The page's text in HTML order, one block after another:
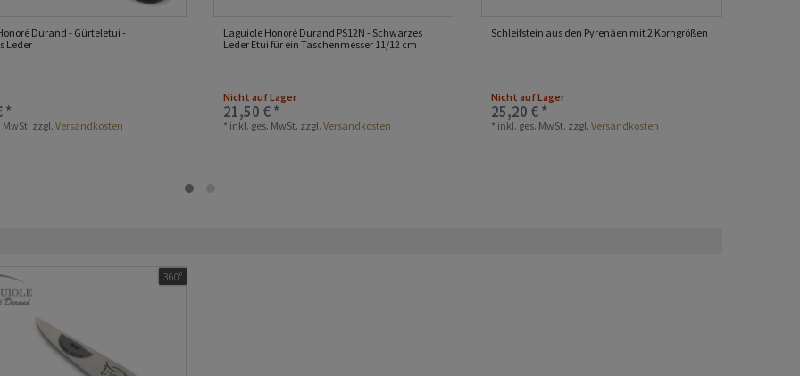
Durand - Gürteletui -
Leder
*
MwSt. zzgl.Versandkosten
Laguiole Honoré Durand PS12N - Schwarzes
Leder Etui für ein Taschenmesser 11/12 cm
Nicht auf Lager
21,50 € *
* inkl. ges. MwSt. zzgl.Versandkosten
Schleifstein aus den Pyrenäen mit 2 Korngrößen
Nicht auf Lager
25,20 € *
* inkl. ges. MwSt. zzgl.Versandkosten
360°